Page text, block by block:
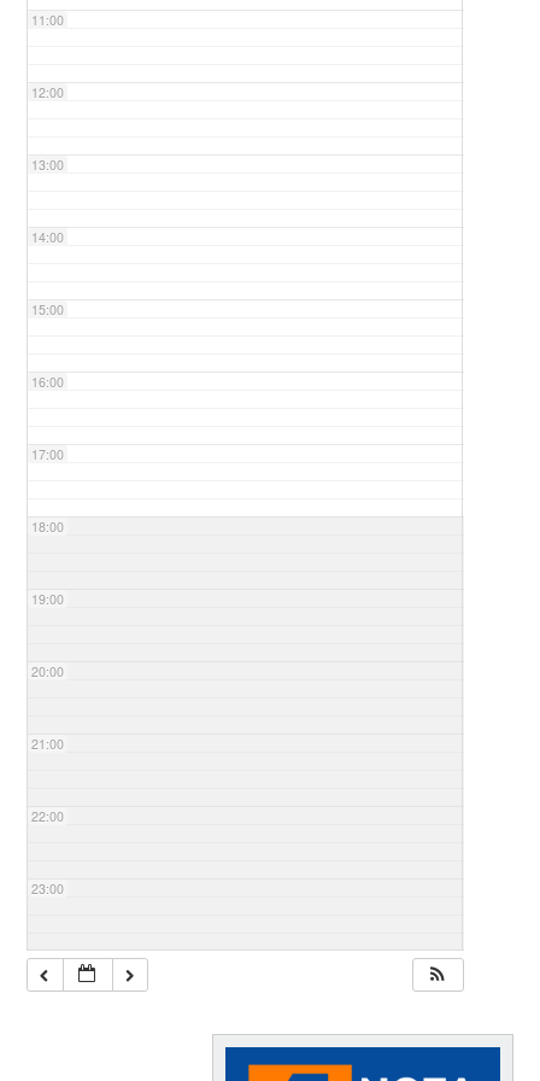
11:00
12:00
13:00
14:00
15:00
16:00
17:00
18:00
19:00
20:00
21:00
22:00
23:00